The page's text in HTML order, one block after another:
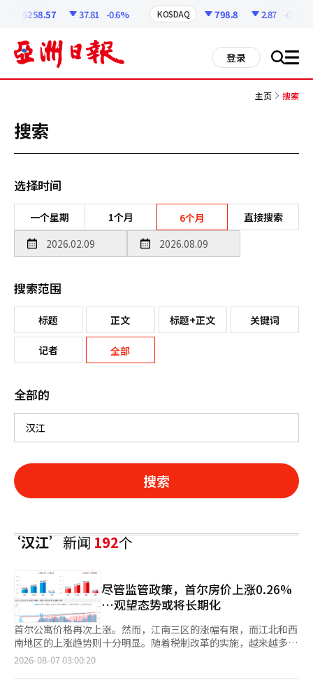
6258.57 37.81 -0.6% KOSDAQ 798.8 2.87 -0.36%
登录 搜 all
主页 搜索
搜索
选择时间
一个星期 1个月 6个月 直接搜索
搜索范围
标题 正文 标题+正文 关键词
记者 全部
全部的
搜索
‘汉江’新闻192个
尽管监管政策，首尔房价上涨0.26%
…观望态势或将长期化
首尔公寓价格再次上涨。然而，江南三区的涨幅有限，而江北和西
南地区的上涨趋势则十分明显。随着税制改革的实施，越来越多的
高价房屋持有者需要考虑持有、出售和赠与的利弊，这可能导致江
2026-08-07 03:00:20